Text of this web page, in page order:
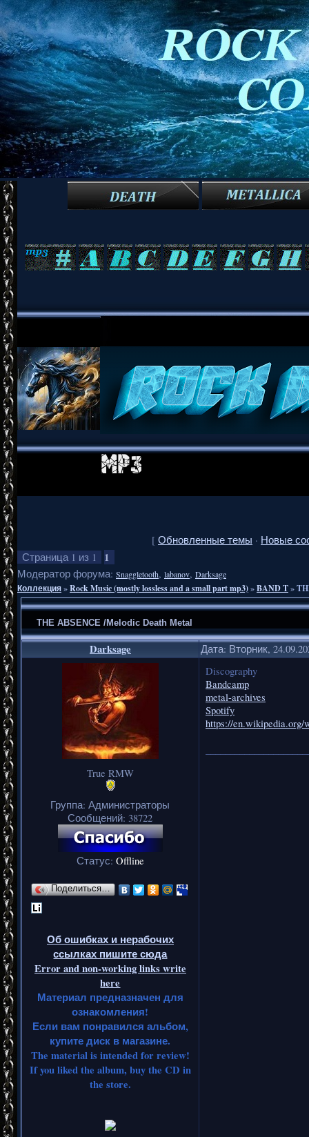
[ Обновленные темы · Новые
Страница 1 из 1 1
Модератор форума: Snaggletooth, labanov, Darksage
Коллекция»Rock Music (mostly lossless and a small part mp3)»BAND T»
THE ABSENCE /Melodic Death Metal
Darksage Дата: Вторник,
True RMW
Группа: Администраторы
Сообщений: 38722
Статус: Offline
Поделиться…
Об ошибках и нерабочих
ссылках пишите сюда
Error and non-working links write
here
Материал предназначен для
ознакомления!
Если вам понравился альбом,
купите диск в магазине.
The material is intended for review!
If you liked the album, buy the CD in
the store.
Discography
Bandcamp
metal-archives
Spotify
https://en.wikipedia.org/